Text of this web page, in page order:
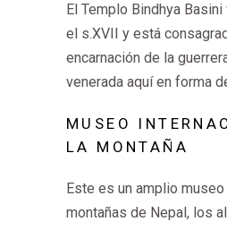
El Templo Bindhya
el s.XVII y está
encarnación de la
venerada aquí en forma
MUSEO
LA MONTAÑA
Este es un amplio
montañas de Nepal, los